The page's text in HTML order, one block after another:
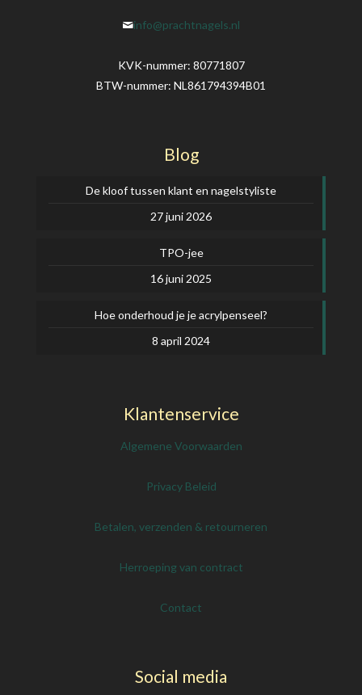
info@prachtnagels.nl
KVK-nummer: 80771807
BTW-nummer: NL861794394B01
Blog
De kloof tussen klant en nagelstyliste
27 juni 2026
TPO-jee
16 juni 2025
Hoe onderhoud je je acrylpenseel?
8 april 2024
Klantenservice
Algemene Voorwaarden
Privacy Beleid
Betalen, verzenden & retourneren
Herroeping van contract
Contact
Social media